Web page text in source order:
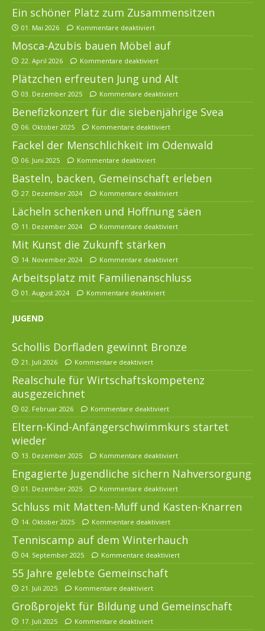
Ein schöner Platz zum Zusammensitzen
01. Mai 2026 Kommentare deaktiviert
Mosca-Azubis bauen Möbel auf
22. April 2026 Kommentare deaktiviert
Plätzchen erfreuten Jung und Alt
03. Dezember 2025 Kommentare deaktiviert
Benefizkonzert für die siebenjährige Svea
06. Oktober 2025 Kommentare deaktiviert
Fackel der Menschlichkeit im Odenwald
06. Juni 2025 Kommentare deaktiviert
Basteln, backen, Gemeinschaft erleben
27. Dezember 2024 Kommentare deaktiviert
Lächeln schenken und Hoffnung säen
11. Dezember 2024 Kommentare deaktiviert
Mit Kunst die Zukunft stärken
14. November 2024 Kommentare deaktiviert
Arbeitsplatz mit Familienanschluss
01. August 2024 Kommentare deaktiviert
JUGEND
Schollis Dorfladen gewinnt Bronze
21. Juli 2026 Kommentare deaktiviert
Realschule für Wirtschaftskompetenz
ausgezeichnet
02. Februar 2026 Kommentare deaktiviert
Eltern-Kind-Anfängerschwimmkurs startet
wieder
13. Dezember 2025 Kommentare deaktiviert
Engagierte Jugendliche sichern Nahversorgung
01. Dezember 2025 Kommentare deaktiviert
Schluss mit Matten-Muff und Kasten-Knarren
14. Oktober 2025 Kommentare deaktiviert
Tenniscamp auf dem Winterhauch
04. September 2025 Kommentare deaktiviert
55 Jahre gelebte Gemeinschaft
21. Juli 2025 Kommentare deaktiviert
Großprojekt für Bildung und Gemeinschaft
17. Juli 2025 Kommentare deaktiviert